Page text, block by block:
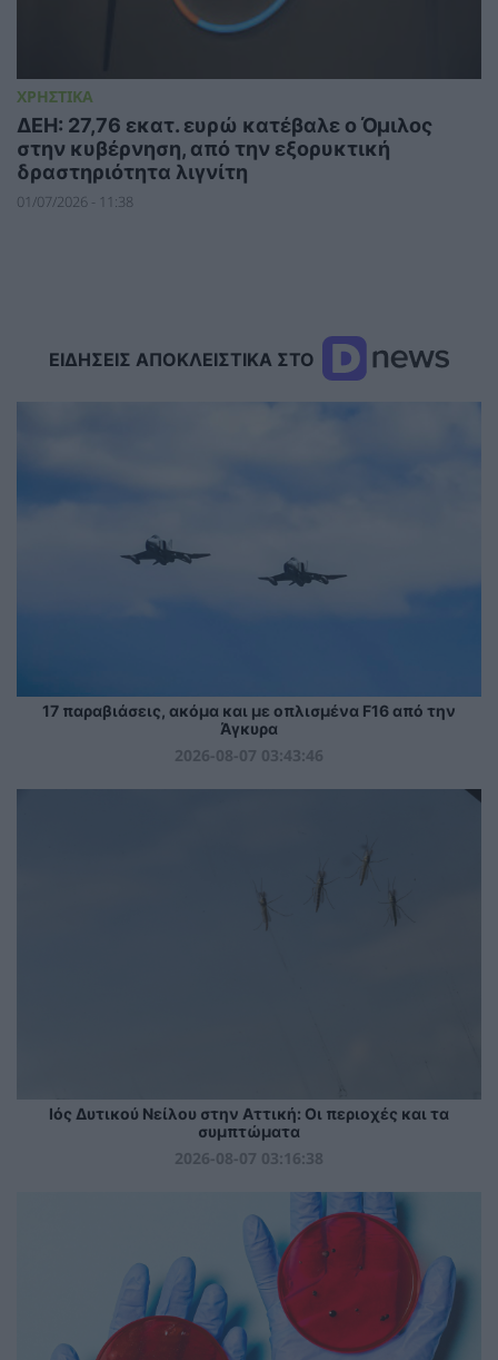
ΧΡΗΣΤΙΚΑ
ΔΕΗ: 27,76 εκατ. ευρώ κατέβαλε ο Όμιλος
στην κυβέρνηση, από την εξορυκτική
δραστηριότητα λιγνίτη
01/07/2026 - 11:38
ΕΙΔΗΣΕΙΣ ΑΠΟΚΛΕΙΣΤΙΚΑ ΣΤΟ
17 παραβιάσεις, ακόμα και με οπλισμένα F16 από την
Άγκυρα
2026-08-07 03:43:46
Ιός Δυτικού Νείλου στην Αττική: Οι περιοχές και τα
συμπτώματα
2026-08-07 03:16:38